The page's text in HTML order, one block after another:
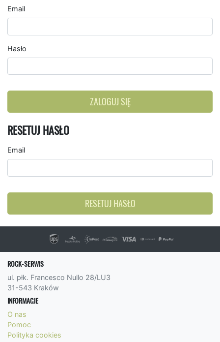
Email
Hasło
ZALOGUJ SIĘ
RESETUJ HASŁO
Email
RESETUJ HASŁO
ROCK-SERWIS
ul. płk. Francesco Nullo 28/LU3
31-543 Kraków
INFORMACJE
O nas
Pomoc
Polityka cookies